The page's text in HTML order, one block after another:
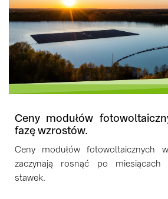
Ceny modułów
fazę wzrostów.
Ceny modułów fotowoltaicznych
zaczynają rosnąć po miesiącach
stawek.